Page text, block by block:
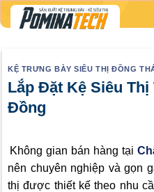
Skip
to
KỆ TRƯNG BÀY SIÊU THỊ ĐỒNG
Lắp Đặt Kệ Siêu Thị
Đồng
Không gian bán hàng tại
nên chuyên nghiệp và gọn
thị được thiết kế theo nhu